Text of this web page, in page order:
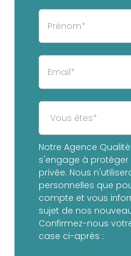
Notre Agence
s'engage à
privée. Nous
personnelles que
compte et vous
sujet de nos
Confirmez-nous
case ci-après :